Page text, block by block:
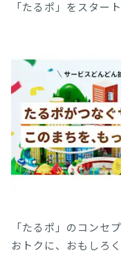
「たるポ」をスター
「たるポ」のコンセ
おトクに、おもしろ